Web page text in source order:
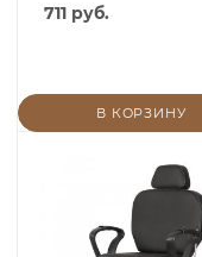
711 руб.
В КОРЗИНУ